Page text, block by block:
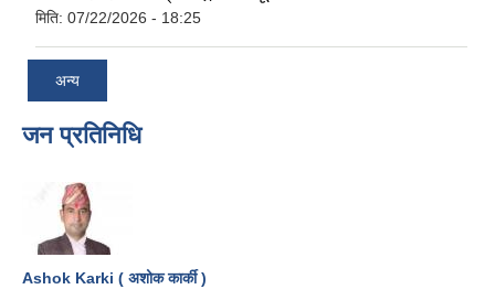
मिति: 07/22/2026 - 18:25
अन्य
जन प्रतिनिधि
Ashok Karki ( अशोक कार्की )